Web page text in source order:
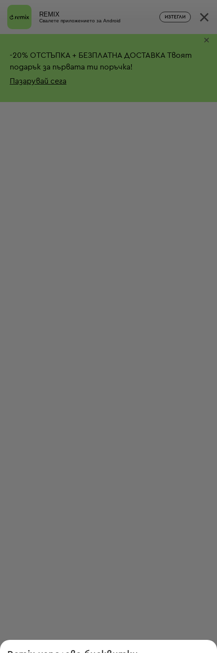
REMIX
Свалете приложението за Android
ИЗТЕГЛИ ×
-20% ОТСТЪПКА + БЕЗПЛАТНА ДОСТАВКА Твоят
подарък за първата ти поръчка!
Пазарувай сега
×